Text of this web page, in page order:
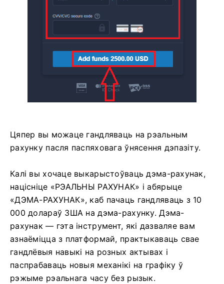
Цяпер вы можаце гандляваць на рэальным
рахунку пасля паспяховага ўнясення дэпазіту.
Калі вы хочаце выкарыстоўваць дэма-рахунак,
націсніце «РЭАЛЬНЫ РАХУНАК» і абярыце
«ДЭМА-РАХУНАК», каб пачаць гандляваць з 10
000 долараў ЗША на дэма-рахунку. Дэма-
рахунак — гэта інструмент, які дазваляе вам
азнаёміцца ​​з платформай, практыкаваць свае
гандлёвыя навыкі на розных актывах і
паспрабаваць новыя механікі на графіку ў
рэжыме рэальнага часу без рызык.